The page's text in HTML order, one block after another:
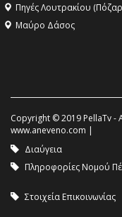
Πηγές Λουτρακίου
Μαύρο Δάσος
Copyright © 2019 PellaTv
www.aneveno.com |
Διαύγεια
Πληροφορίες Νομού
Στοιχεία Επικοινωνίας